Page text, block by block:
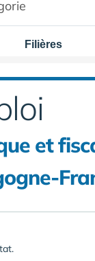
Filières
et